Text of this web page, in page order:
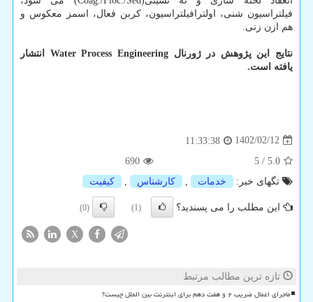
فیلتراسیون شنی، اولترافیلتراسیون، کربن فعال، اسمز معکوس و
هم ازن زنی.
نتایج این پژوهش در ژورنال Water Process Engineering انتشار
یافته است.
1402/02/12
11:33:38
5.0
/
5
690
تگهای خبر:
خدمات , كارشناس , كیفیت
این مطلب را می پسندید؟ (1)
(0)
X
تازه ترین مطالب مرتبط
ماجرای اعمال ضریب ۲ و هفت دهم برای اینترنت بین الملل چیست؟